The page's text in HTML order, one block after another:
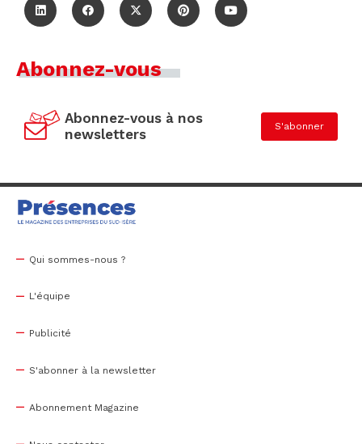
Abonnez-vous
Abonnez-vous à nos
newsletters
S'abonner
Qui sommes-nous ?
L'équipe
Publicité
S'abonner à la newsletter
Abonnement Magazine